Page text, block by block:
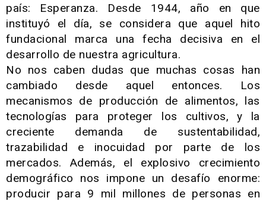
país: Esperanza. Desde 1944, año en que
instituyó el día, se considera que aquel hito
fundacional marca una fecha decisiva en el
desarrollo de nuestra agricultura.
No nos caben dudas que muchas cosas han
cambiado desde aquel entonces. Los
mecanismos de producción de alimentos, las
tecnologías para proteger los cultivos, y la
creciente demanda de sustentabilidad,
trazabilidad e inocuidad por parte de los
mercados. Además, el explosivo crecimiento
demográfico nos impone un desafío enorme:
producir para 9 mil millones de personas en